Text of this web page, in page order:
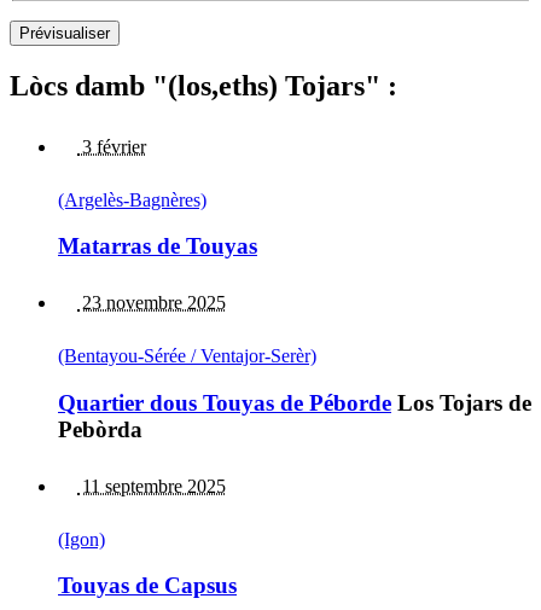
Lòcs damb "(los,eths) Tojars" :
3 février
(Argelès-Bagnères)
Matarras de Touyas
23 novembre 2025
(Bentayou-Sérée / Ventajor-Serèr)
Quartier dous Touyas de Péborde Los Tojars de
Pebòrda
11 septembre 2025
(Igon)
Touyas de Capsus